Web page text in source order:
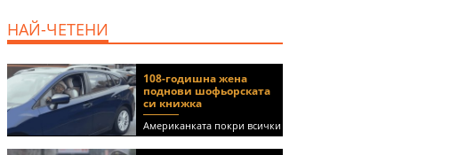
НАЙ-ЧЕТЕНИ
108-годишна жена
поднови шофьорската
си книжка
Американката покри всички
медицински изисквания, за